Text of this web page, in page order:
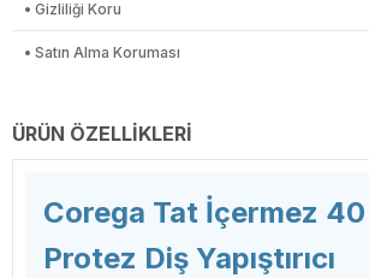
• Gizliliği Koru
• Satın Alma Koruması
ÜRÜN ÖZELLIKLERI
Corega Tat İçermez
Protez Diş Yapıştırıcı